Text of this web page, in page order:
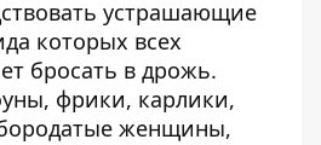
устрашающие
которых всех
бросать в дрожь.
фрики, карлики,
женщины,